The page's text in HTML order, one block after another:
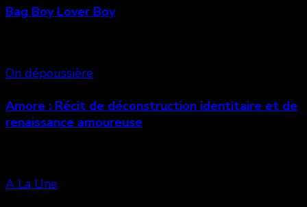
Bag Boy Lover Boy
On dépoussière
Amore : Récit de déconstruction identitaire et de
renaissance amoureuse
A La Une